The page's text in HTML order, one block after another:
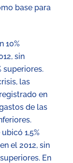
base para
10%
sin
superiores.
las
en
de las
1,5%
el 2012, sin
En